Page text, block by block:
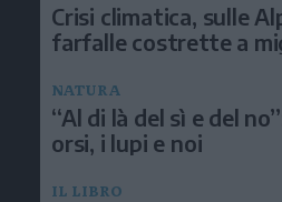
Crisi climatica, sulle
farfalle costrette a
NATURA
“Al di là del sì e del
orsi, i lupi e noi
IL LIBRO